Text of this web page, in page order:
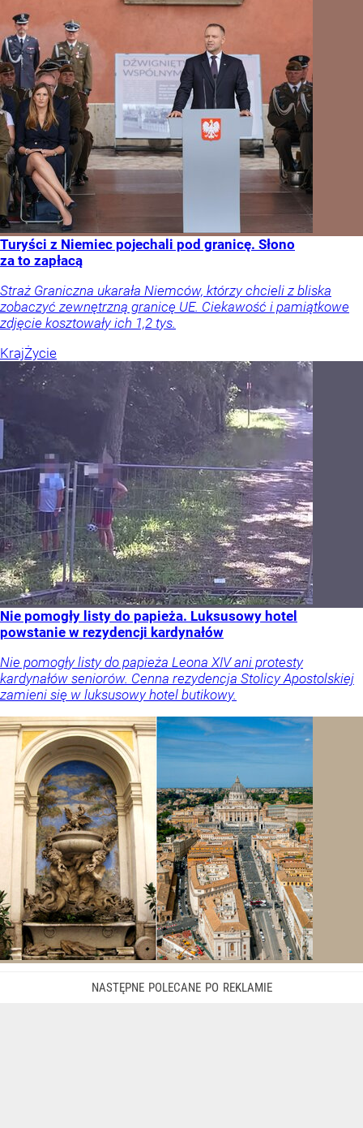
Turyści z Niemiec pojechali pod granicę. Słono
za to zapłacą
Straż Graniczna ukarała Niemców, którzy chcieli z bliska
zobaczyć zewnętrzną granicę UE. Ciekawość i pamiątkowe
zdjęcie kosztowały ich 1,2 tys.
KrajŻycie
Nie pomogły listy do papieża. Luksusowy hotel
powstanie w rezydencji kardynałów
Nie pomogły listy do papieża Leona XIV ani protesty
kardynałów seniorów. Cenna rezydencja Stolicy Apostolskiej
zamieni się w luksusowy hotel butikowy.